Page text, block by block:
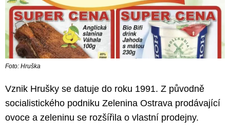
Foto: Hruška
Vznik Hrušky se datuje do roku 1991. Z původně
socialistického podniku Zelenina Ostrava prodávající
ovoce a zeleninu se rozšířila o vlastní prodejny.